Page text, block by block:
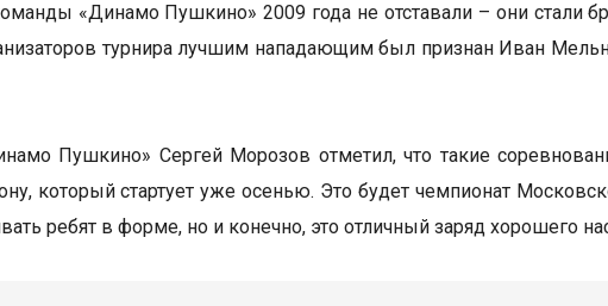
«Динамо Пушкино» 2009 года не отставали – они стали
турнира лучшим нападающим был признан Иван
Пушкино» Сергей Морозов отметил, что такие
который стартует уже осенью. Это будет чемпионат
ребят в форме, но и конечно, это отличный заряд хорошего